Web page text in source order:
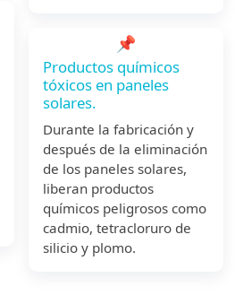
📌
Productos químicos
tóxicos en paneles
solares.
Durante la fabricación y
después de la eliminación
de los paneles solares,
liberan productos
químicos peligrosos como
cadmio, tetracloruro de
silicio y plomo.